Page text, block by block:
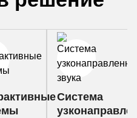
Система